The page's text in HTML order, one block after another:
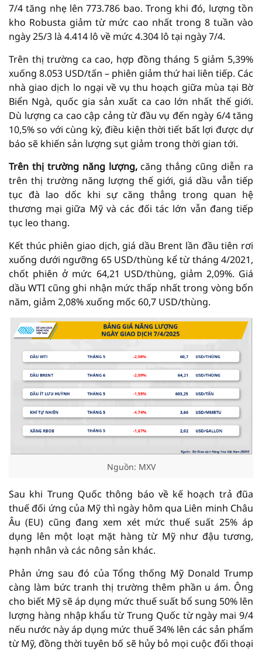
7/4 tăng nhẹ lên 773.786 bao. Trong khi đó, lượng tồn
kho Robusta giảm từ mức cao nhất trong 8 tuần vào
ngày 25/3 là 4.414 lô về mức 4.304 lô tại ngày 7/4.
Trên thị trường ca cao, hợp đồng tháng 5 giảm 5,39%
xuống 8.053 USD/tấn – phiên giảm thứ hai liên tiếp. Các
nhà giao dịch lo ngại về vụ thu hoạch giữa mùa tại Bờ
Biển Ngà, quốc gia sản xuất ca cao lớn nhất thế giới.
Dù lượng ca cao cập cảng từ đầu vụ đến ngày 6/4 tăng
10,5% so với cùng kỳ, điều kiện thời tiết bất lợi được dự
báo sẽ khiến sản lượng sụt giảm trong thời gian tới.
Trên thị trường năng lượng, căng thẳng cũng diễn ra
trên thị trường năng lượng thế giới, giá dầu vẫn tiếp
tục đà lao dốc khi sự căng thẳng trong quan hệ
thương mại giữa Mỹ và các đối tác lớn vẫn đang tiếp
tục leo thang.
Kết thúc phiên giao dịch, giá dầu Brent lần đầu tiên rơi
xuống dưới ngưỡng 65 USD/thùng kể từ tháng 4/2021,
chốt phiên ở mức 64,21 USD/thùng, giảm 2,09%. Giá
dầu WTI cũng ghi nhận mức thấp nhất trong vòng bốn
năm, giảm 2,08% xuống mốc 60,7 USD/thùng.
Nguồn: MXV
Sau khi Trung Quốc thông báo về kế hoạch trả đũa
thuế đối ứng của Mỹ thì ngày hôm qua Liên minh Châu
Âu (EU) cũng đang xem xét mức thuế suất 25% áp
dụng lên một loạt mặt hàng từ Mỹ như đậu tương,
hạnh nhân và các nông sản khác.
Phản ứng sau đó của Tổng thống Mỹ Donald Trump
càng làm bức tranh thị trường thêm phần u ám. Ông
cho biết Mỹ sẽ áp dụng mức thuế suất bổ sung 50% lên
lượng hàng nhập khẩu từ Trung Quốc từ ngày mai 9/4
nếu nước này áp dụng mức thuế 34% lên các sản phẩm
từ Mỹ, đồng thời tuyên bố sẽ hủy bỏ mọi cuộc đối thoại